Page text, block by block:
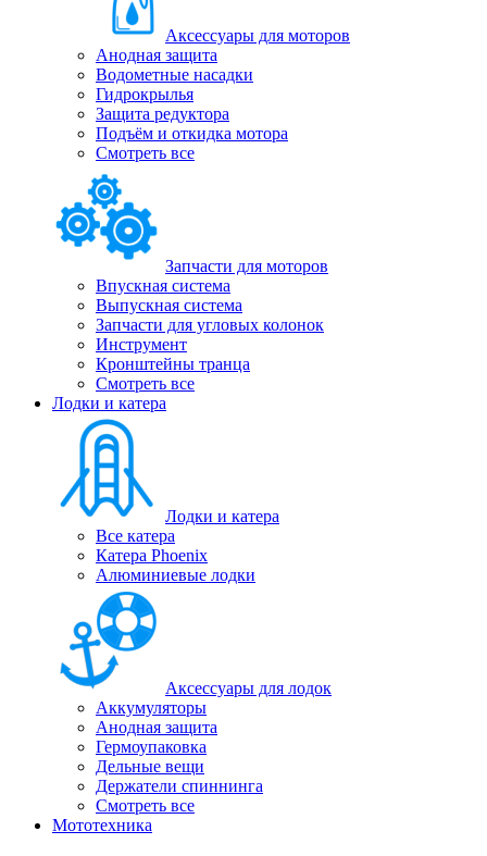
Аксессуары для моторов
Анодная защита
Водометные насадки
Гидрокрылья
Защита редуктора
Подъём и откидка мотора
Смотреть все
Запчасти для моторов
Впускная система
Выпускная система
Запчасти для угловых колонок
Инструмент
Кронштейны транца
Смотреть все
Лодки и катера
Лодки и катера
Все катера
Катера Phoenix
Алюминиевые лодки
Аксессуары для лодок
Аккумуляторы
Анодная защита
Гермоупаковка
Дельные вещи
Держатели спиннинга
Смотреть все
Мототехника